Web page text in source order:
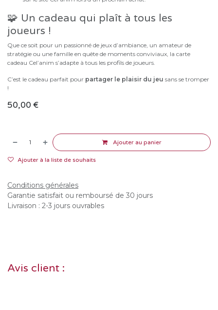
🧩 Un cadeau qui plaît à tous les
joueurs !
Que ce soit pour un passionné de jeux d’ambiance, un amateur de
stratégie ou une famille en quête de moments conviviaux, la carte
cadeau Cel’anim s’adapte à tous les profils de joueurs.
C’est le cadeau parfait pour partager le plaisir du jeu sans se tromper
!
50,00 €
Ajouter au panier
Ajouter à la liste de souhaits
Conditions générales
Garantie satisfait ou remboursé de 30 jours
Livraison : 2-3 jours ouvrables
Avis client :